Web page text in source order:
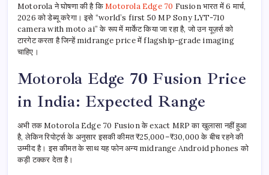
Motorola ने घोषणा की है किMotorola Edge 70 Fusion भारत में 6 मार्च,
2026 को डेब्यू करेगा। इसे “world’s first 50 MP Sony LYT-710
camera with moto ai” के रूप में मार्केट किया जा रहा है, जो उन यूज़र्स को
टारगेट करता है जिन्हें midrange price में flagship-grade imaging
चाहिए।
Motorola Edge 70 Fusion Price
in India: Expected Range
अभी तक Motorola Edge 70 Fusion के exact MRP का खुलासा नहीं हुआ
है, लेकिन रिपोर्ट्स के अनुसार इसकी कीमत ₹25,000–₹30,000 के बीच रहने की
उम्मीद है। इस कीमत के साथ यह फोन अन्य midrange Android phones को
कड़ी टक्कर देता है।